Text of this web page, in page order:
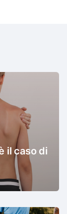
il caso di